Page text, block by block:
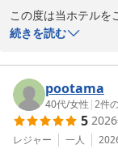
この度は当ホテルを
ました。
心より感謝申し上げ
ご滞在中は快適に
ます。
ぜひ次回のご利用を
本当にありがとうご
続きを読む
pootama
40代/女性 |2件
5
レジャー 一人